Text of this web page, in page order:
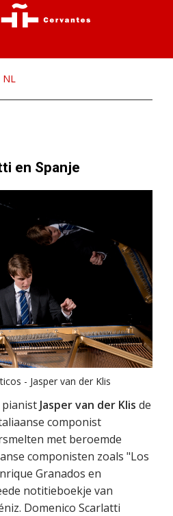
NL
en Spanje
- Jasper van der Klis
Jasper van der Klis de
componist
met beroemde
componisten zoals "Los
Granados en
notitieboekje van
Domenico Scarlatti